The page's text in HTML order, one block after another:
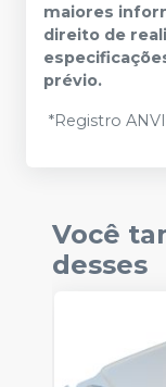
maiores
direito de
prévio.
*Registro
Você
desses